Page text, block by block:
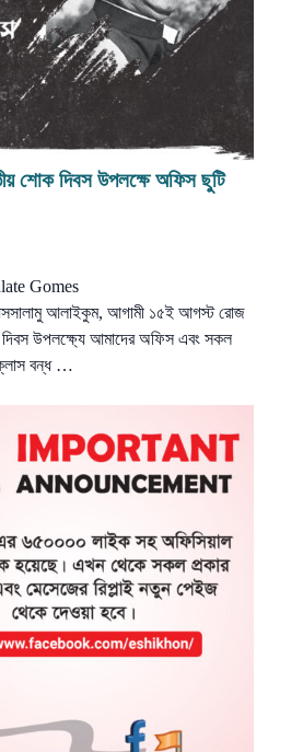
শোক দিবস উপলক্ষে অফিস ছুটি
Gomes
আসসালামু আলাইকুম, আগামী ১৫ই আগস্ট রোজ
উপলক্ষ্যে আমাদের অফিস এবং সকল
বন্ধ …